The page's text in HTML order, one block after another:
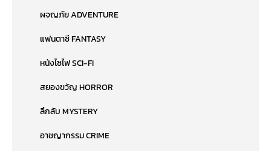
ผจญภัย ADVENTURE
แฟนตาซี FANTASY
หนังไซไฟ SCI-FI
สยองขวัญ HORROR
ลึกลับ MYSTERY
อาชญากรรม CRIME